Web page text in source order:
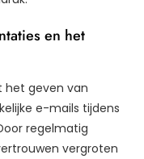
en het
het geven van
e-mails tijdens
regelmatig
vergroten